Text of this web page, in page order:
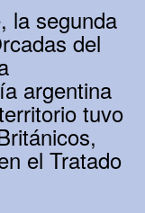
la segunda
del
argentina
tuvo
el Tratado